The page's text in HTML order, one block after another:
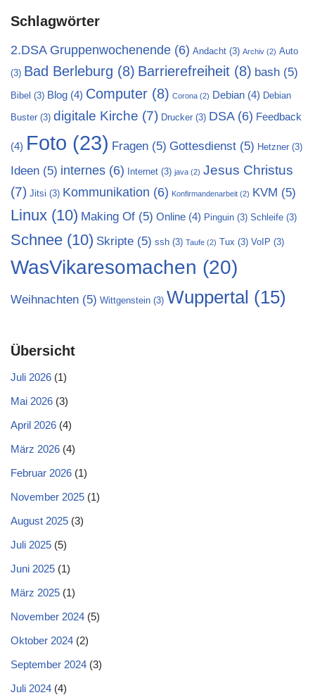
Schlagwörter
2.DSA Gruppenwochenende (6) Andacht (3) Archiv (2) Auto
(3) Bad Berleburg (8) Barrierefreiheit (8) bash (5)
Bibel (3) Blog (4) Computer (8) Corona (2) Debian (4) Debian
Buster (3) digitale Kirche (7) Drucker (3) DSA(6) Feedback
(4) Foto (23) Fragen (5) Gottesdienst (5) Hetzner (3)
Ideen (5) internes (6) Internet (3) java (2) Jesus Christus
(7) Jitsi (3) Kommunikation (6) Konfirmandenarbeit (2) KVM (5)
Linux (10) Making Of (5) Online (4) Pinguin (3) Schleife (3)
Schnee (10) Skripte (5) ssh (3) Taufe (2) Tux (3) VoIP (3)
WasVikaresomachen (20)
Weihnachten (5) Wittgenstein (3) Wuppertal (15)
Übersicht
Juli 2026 (1)
Mai 2026 (3)
April 2026 (4)
März 2026 (4)
Februar 2026 (1)
November 2025 (1)
August 2025 (3)
Juli 2025 (5)
Juni 2025 (1)
März 2025 (1)
November 2024 (5)
Oktober 2024 (2)
September 2024 (3)
Juli 2024 (4)